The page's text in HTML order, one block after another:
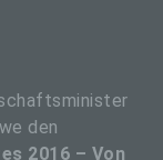
den
2016 – Von